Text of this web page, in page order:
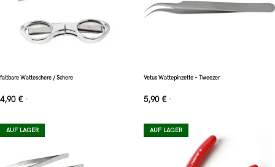
faltbare Watteschere / Schere
4,90 € *
Vetus Wattepinzette – Tweezer
5,90 € *
AUF LAGER AUF LAGER